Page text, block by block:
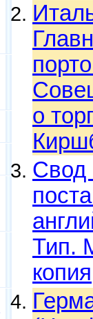
о
Свод
Тип.
копия